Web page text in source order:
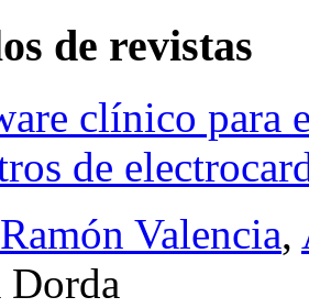
de revistas
clínico para
de
Valencia,
Dorda